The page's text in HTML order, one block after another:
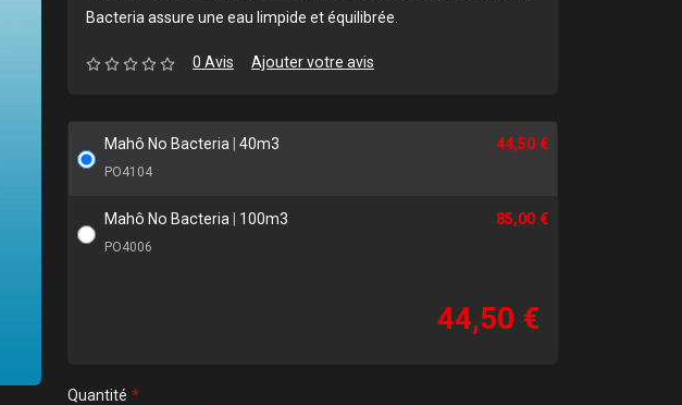
Bacteria assure une eau limpide et équilibrée.
0 Avis Ajouter votre avis
Mahô No Bacteria 40m3
PO4104
44,50 €
Mahô No Bacteria 100m3
PO4006
85,00 €
44,50 €
Quantité